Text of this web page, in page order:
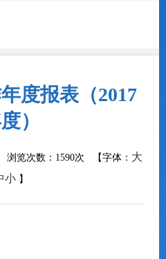
度报表（2017
）
浏览次数： 1590次 【字体： 大
小 】